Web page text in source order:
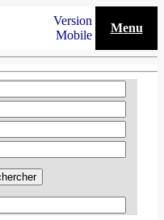
Version
Mobile
Menu